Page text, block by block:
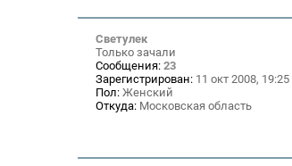
Светулек
Только зачали
Сообщения: 23
Зарегистрирован: 11 окт 2008, 19:25
Пол: Женский
Откуда: Московская область